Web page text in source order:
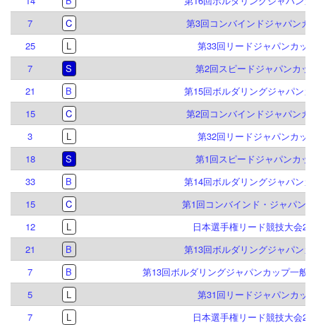
7
C
第3回コンバインドジャパンカ
25
L
第33回リードジャパンカッ
7
S
第2回スピードジャパンカッ
21
B
第15回ボルダリングジャパンカ
15
C
第2回コンバインドジャパンカ
3
L
第32回リードジャパンカッ
18
S
第1回スピードジャパンカッ
33
B
第14回ボルダリングジャパンカ
15
C
第1回コンバインド・ジャパン
12
L
日本選手権リード競技大会
21
B
第13回ボルダリングジャパンカ
7
B
第13回ボルダリングジャパンカップ一般
5
L
第31回リードジャパンカッ
7
L
日本選手権リード競技大会